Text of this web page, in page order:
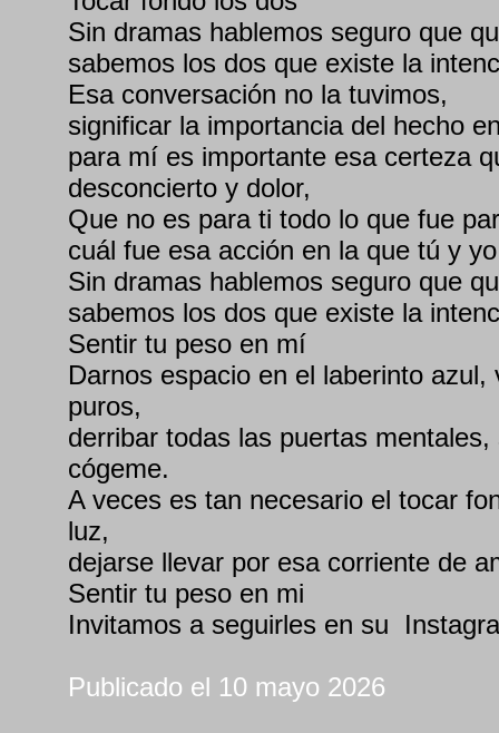
Sin dramas hablemos seguro que
sabemos los dos que existe la
Esa conversación no la tuvimos,
significar la importancia del hecho
para mí es importante esa certeza
desconcierto y dolor,
Que no es para ti todo lo que fue
cuál fue esa acción en la que tú y
Sin dramas hablemos seguro que
sabemos los dos que existe la
Sentir tu peso en mí
Darnos espacio en el laberinto
puros,
derribar todas las puertas
cógeme.
A veces es tan necesario el tocar
luz,
dejarse llevar por esa corriente de
Sentir tu peso en mi
Invitamos a seguirles en su
Publicado el 10 mayo 2026